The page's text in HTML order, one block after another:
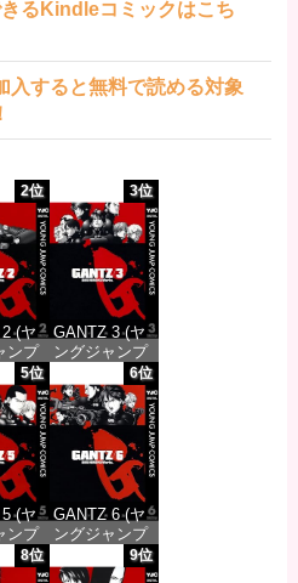
るKindleコミックはこち
すると無料で読める対象
2位
(ヤ
ンプ
ス
¥100
3位
GANTZ 3 (ヤ
ングジャンプ
コミックス
DIGITAL)
価格：¥100
5位
(ヤ
ンプ
ス
6位
GANTZ 6 (ヤ
ングジャンプ
コミックス
DIGITAL)
8位 9位